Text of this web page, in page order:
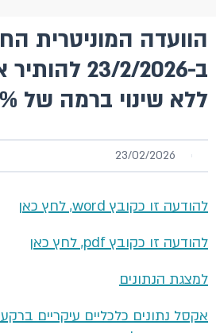
הוועדה המוניטרית
ב-23/2/2026
ללא שינוי ברמה של 4%
23/02/2026
להודעה זו כקובץ word, לחץ כאן
להודעה זו כקובץ pdf, לחץ כאן
למצגת הנתונים
אקסל נתונים כלכליים עיקריים